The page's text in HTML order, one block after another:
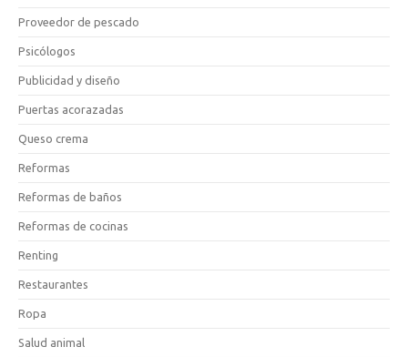
Proveedor de pescado
Psicólogos
Publicidad y diseño
Puertas acorazadas
Queso crema
Reformas
Reformas de baños
Reformas de cocinas
Renting
Restaurantes
Ropa
Salud animal